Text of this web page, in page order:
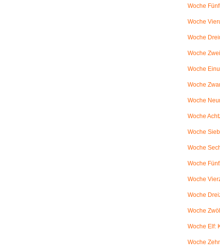
Woche
Woche
Woche
Woche
Woche
Woche
Woche
Woche
Woche
Woche
Woche
Woche
Woche
Woche
Woche Elf:
Woche